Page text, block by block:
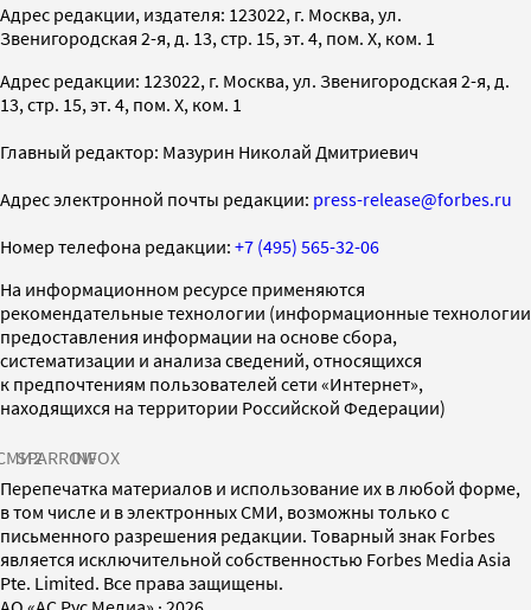
Адрес редакции, издателя: 123022, г. Москва, ул.
Звенигородская 2-я, д. 13, стр. 15, эт. 4, пом. X, ком. 1
Адрес редакции: 123022, г. Москва, ул. Звенигородская 2-я, д.
13, стр. 15, эт. 4, пом. X, ком. 1
Главный редактор: Мазурин Николай Дмитриевич
Адрес электронной почты редакции: press-release@forbes.ru
Номер телефона редакции: +7 (495) 565-32-06
На информационном ресурсе применяются
рекомендательные технологии (информационные технологии
предоставления информации на основе сбора,
систематизации и анализа сведений, относящихся
к предпочтениям пользователей сети «Интернет»,
находящихся на территории Российской Федерации)
SPARROWINFOX
Перепечатка материалов и использование их в любой форме,
в том числе и в электронных СМИ, возможны только с
письменного разрешения редакции. Товарный знак Forbes
является исключительной собственностью Forbes Media Asia
Pte. Limited. Все права защищены.